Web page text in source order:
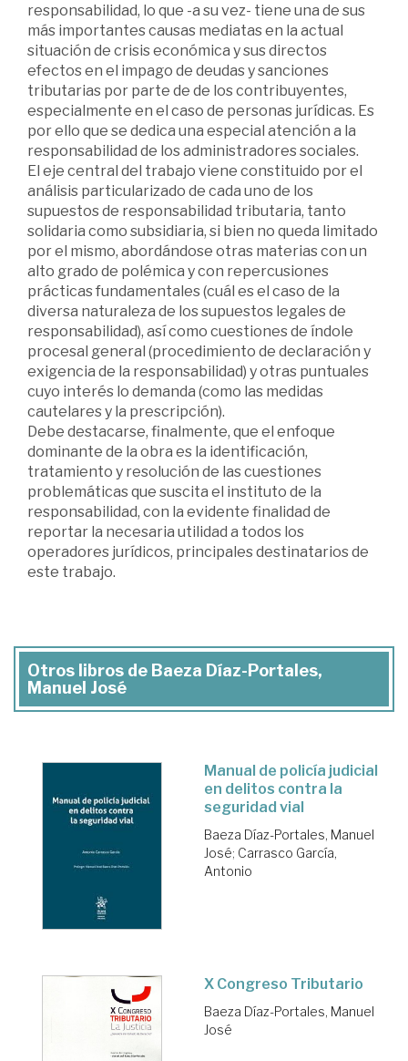
responsabilidad, lo que -a su vez- tiene una de sus
más importantes causas mediatas en la actual
situación de crisis económica y sus directos
efectos en el impago de deudas y sanciones
tributarias por parte de de los contribuyentes,
especialmente en el caso de personas jurídicas. Es
por ello que se dedica una especial atención a la
responsabilidad de los administradores sociales.
El eje central del trabajo viene constituido por el
análisis particularizado de cada uno de los
supuestos de responsabilidad tributaria, tanto
solidaria como subsidiaria, si bien no queda limitado
por el mismo, abordándose otras materias con un
alto grado de polémica y con repercusiones
prácticas fundamentales (cuál es el caso de la
diversa naturaleza de los supuestos legales de
responsabilidad), así como cuestiones de índole
procesal general (procedimiento de declaración y
exigencia de la responsabilidad) y otras puntuales
cuyo interés lo demanda (como las medidas
cautelares y la prescripción).
Debe destacarse, finalmente, que el enfoque
dominante de la obra es la identificación,
tratamiento y resolución de las cuestiones
problemáticas que suscita el instituto de la
responsabilidad, con la evidente finalidad de
reportar la necesaria utilidad a todos los
operadores jurídicos, principales destinatarios de
este trabajo.
Otros libros de Baeza Díaz-Portales,
Manuel José
Manual de policía judicial
en delitos contra la
seguridad vial
Baeza Díaz-Portales, Manuel
José; Carrasco García,
Antonio
X Congreso Tributario
Baeza Díaz-Portales, Manuel
José